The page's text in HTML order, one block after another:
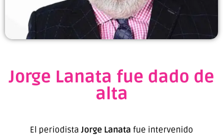
Jorge Lanata fue dado de
alta
El periodistaJorge Lanata fue intervenido